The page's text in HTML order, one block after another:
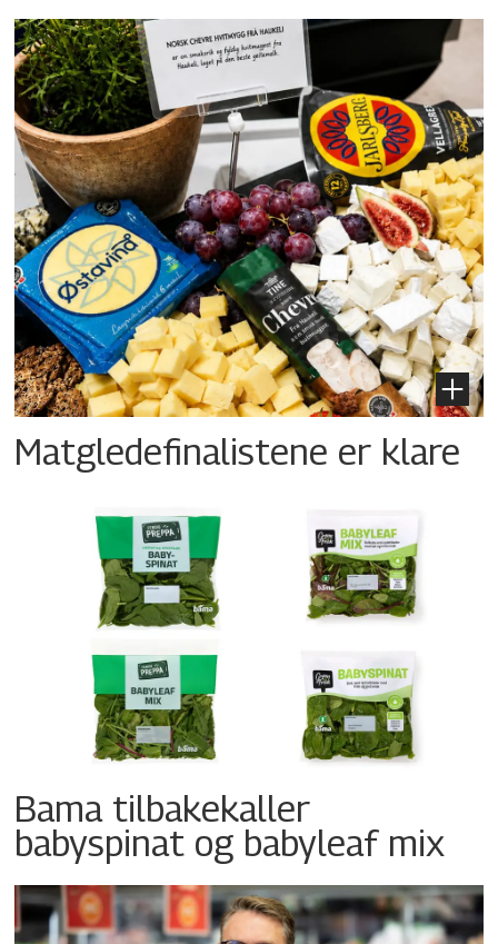
Matgledefinalistene er klare
Bama tilbakekaller
babyspinat og babyleaf mix